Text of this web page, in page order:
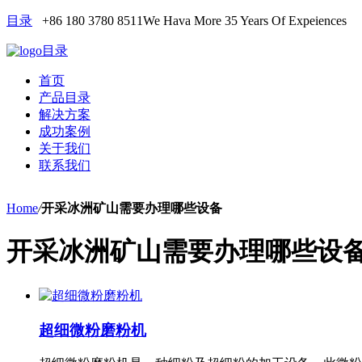
目录 +86 180 3780 8511We Hava More 35 Years Of Expeiences
目录
首页
产品目录
解决方案
成功案例
关于我们
联系我们
Home/开采冰洲矿山需要办理哪些设备
开采冰洲矿山需要办理哪些设
超细微粉磨粉机